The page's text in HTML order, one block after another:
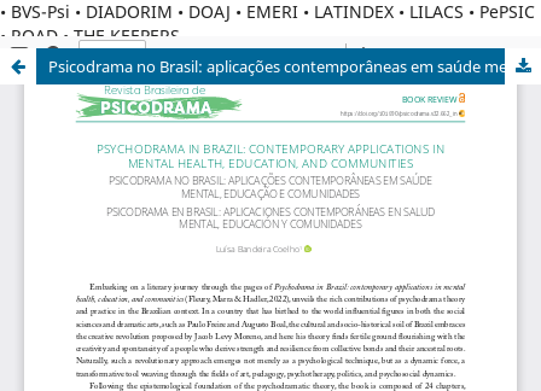
• BVS-Psi • DIADORIM • DOAJ • EMERI • LATINDEX • LILACS • PePSIC
• ROAD • THE KEEPERS
Psicodrama no Brasil: aplicações contemporâneas em saúde mental, educação e comunidades